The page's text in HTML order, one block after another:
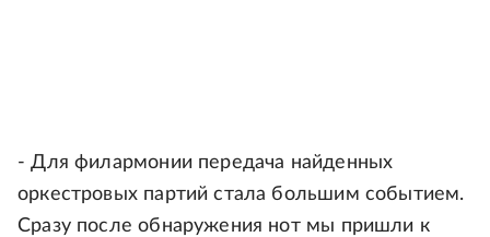
- Для филармонии передача найденных
оркестровых партий стала большим событием.
Сразу после обнаружения нот мы пришли к